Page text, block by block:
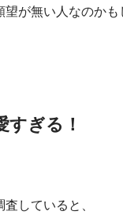
望が無い人なのかも
すぎる！
していると、